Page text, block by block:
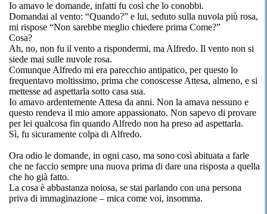
Io amavo le domande, infatti fu così che lo conobbi.
Domandai al vento: “Quando?” e lui, seduto sulla nuvola più rosa,
mi rispose “Non sarebbe meglio chiedere prima Come?”
Cosa?
Ah, no, non fu il vento a rispondermi, ma Alfredo. Il vento non si
siede mai sulle nuvole rosa.
Comunque Alfredo mi era parecchio antipatico, per questo lo
frequentavo moltissimo, prima che conoscesse Attesa, almeno, e si
mettesse ad aspettarla sotto casa sua.
Io amavo ardentemente Attesa da anni. Non la amava nessuno e
questo rendeva il mio amore appassionato. Non sapevo di provare
per lei qualcosa fin quando Alfredo non ha preso ad aspettarla.
Sì, fu sicuramente colpa di Alfredo.
Ora odio le domande, in ogni caso, ma sono così abituata a farle
che ne faccio sempre una nuova prima di dare una risposta a quella
che ho già fatto.
La cosa è abbastanza noiosa, se stai parlando con una persona
priva di immaginazione – mica come voi, insomma.